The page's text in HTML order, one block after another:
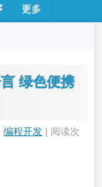
更多
绿色便携
编程开发 | 阅读次